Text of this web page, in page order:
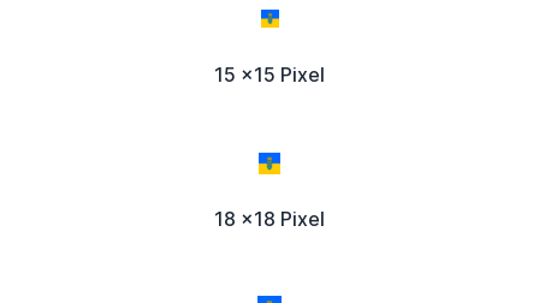
15 x15 Pixel
18 x18 Pixel